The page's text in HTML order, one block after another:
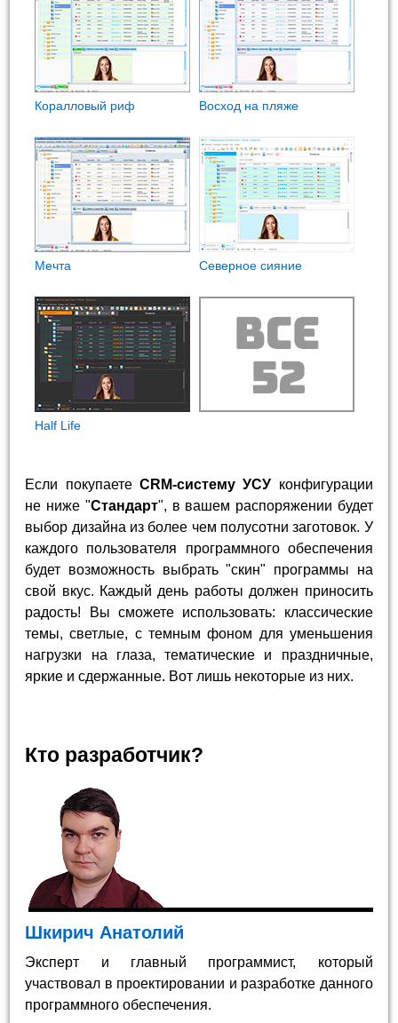
Коралловый риф Восход на пляже
Мечта Северное сияние
Half Life
Если покупаете CRM-систему УСУ конфигурации
не ниже "Стандарт", в вашем распоряжении будет
выбор дизайна из более чем полусотни заготовок. У
каждого пользователя программного обеспечения
будет возможность выбрать "скин" программы на
свой вкус. Каждый день работы должен приносить
радость! Вы сможете использовать: классические
темы, светлые, с темным фоном для уменьшения
нагрузки на глаза, тематические и праздничные,
яркие и сдержанные. Вот лишь некоторые из них.
Кто разработчик?
Шкирич Анатолий
Эксперт и главный программист, который
участвовал в проектировании и разработке данного
программного обеспечения.